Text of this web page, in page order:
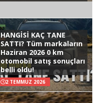
HANGİSİ KAÇ TANE
SATTI? Tüm markaların
Haziran 2026 0 km
otomobil satış sonuçları
belli oldu!
2 TEMMUZ 2026